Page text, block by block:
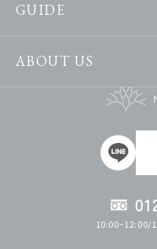
GUIDE
ABOUT US
10:00~12:00/